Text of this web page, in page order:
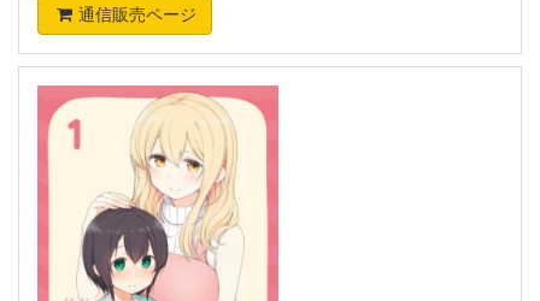
通信販売ページ